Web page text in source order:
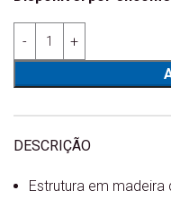
Quantidade de Sofá 3
DESCRIÇÃO
Estrutura em madeira